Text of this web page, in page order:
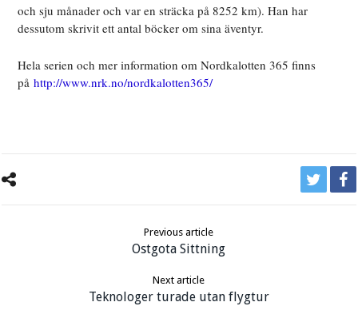
och sju månader och var en sträcka på 8252 km). Han har
dessutom skrivit ett antal böcker om sina äventyr.
Hela serien och mer information om Nordkalotten 365 finns
påhttp://www.nrk.no/nordkalotten365/
Previous article
Ostgota Sittning
Next article
Teknologer turade utan flygtur